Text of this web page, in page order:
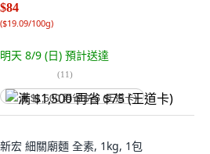
$84
($19.09/100g)
明天 8/9 (日) 預計送達
(11)
满 $1,500 再省 $75 (王道卡)
新宏 細關廟麵 全素, 1kg, 1包